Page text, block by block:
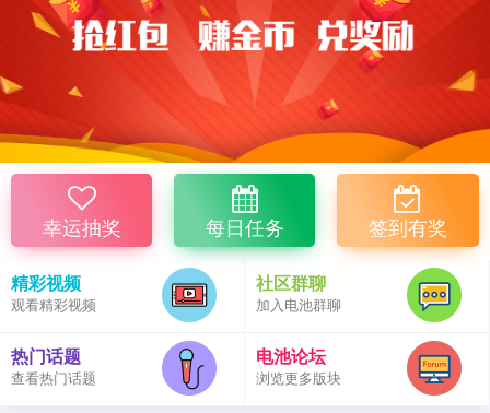
幸运抽奖 每日任务 签到有奖
精彩视频
观看精彩视频
社区群聊
加入电池群聊
热门话题
查看热门话题
电池论坛
浏览更多版块